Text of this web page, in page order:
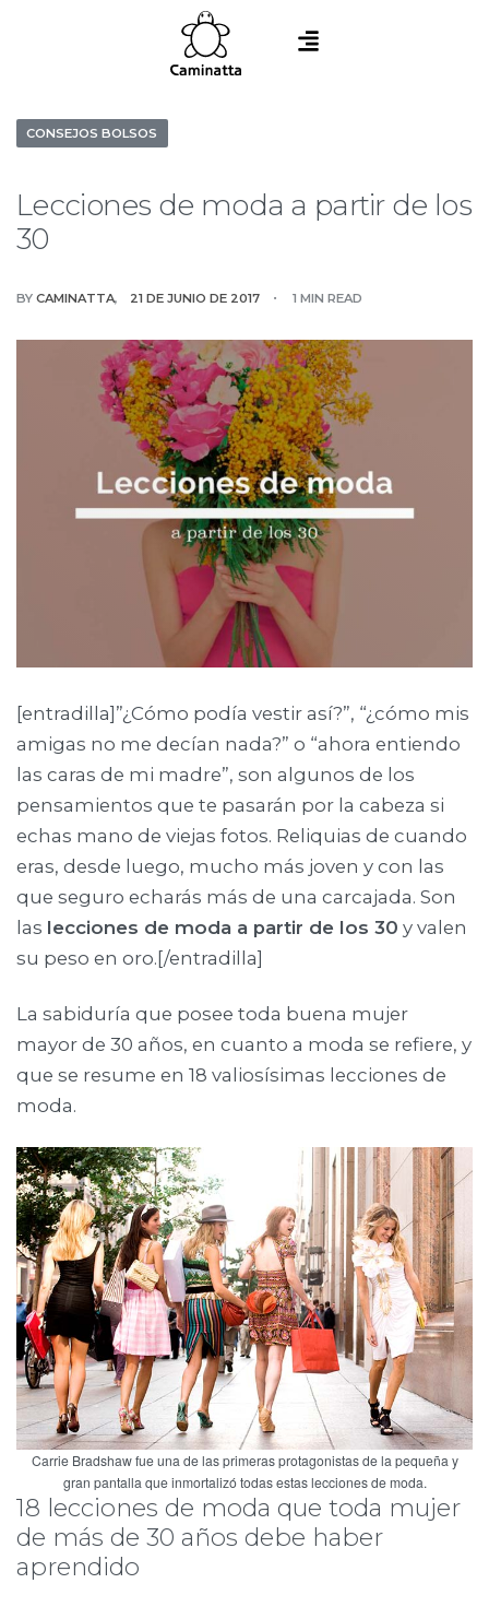
CONSEJOS BOLSOS
Lecciones de moda a partir de los
30
BY CAMINATTA 21 DE JUNIO DE 2017 1 MIN READ
[entradilla]”¿Cómo podía vestir así?”, “¿cómo mis
amigas no me decían nada?” o “ahora entiendo
las caras de mi madre”, son algunos de los
pensamientos que te pasarán por la cabeza si
echas mano de viejas fotos. Reliquias de cuando
eras, desde luego, mucho más joven y con las
que seguro echarás más de una carcajada. Son
las lecciones de moda a partir de los 30 y valen
su peso en oro.[/entradilla]
La sabiduría que posee toda buena mujer
mayor de 30 años, en cuanto a moda se refiere, y
que se resume en 18 valiosísimas lecciones de
moda.
Carrie Bradshaw fue una de las primeras protagonistas de la pequeña y
gran pantalla que inmortalizó todas estas lecciones de moda.
18 lecciones de moda que toda mujer
de más de 30 años debe haber
aprendido